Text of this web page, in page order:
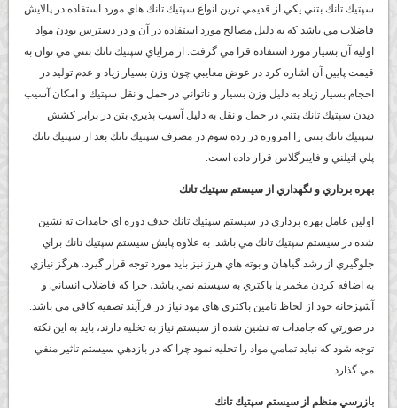
سپتيك تانك بتني يكي از قديمي ترين انواع سپتيك تانك هاي مورد استفاده در پالايش
فاضلاب مي باشد كه به دليل مصالح مورد استفاده در آن و در دسترس بودن مواد
اوليه آن بسيار مورد استفاده قرا مي گرفت. از مزاياي سپتيك تانك بتني مي توان به
قيمت پايين آن اشاره كرد در عوض معايبي چون وزن بسيار زياد و عدم توليد در
احجام بسيار زياد به دليل وزن بسيار و ناتواني در حمل و نقل سپتيك و امكان آسيب
ديدن سپتيك تانك بتني در حمل و نقل به دليل آسيب پذيري بتن در برابر كشش
سپتيك تانك بتني را امروزه در رده سوم در مصرف سپتيك تانك بعد از سپتيك تانك
پلي اتيلني و فايبرگلاس قرار داده است.
بهره برداري و نگهداري از سيستم سپتيك تانك
اولين عامل بهره برداري در سيستم سپتيك تانك حذف دوره اي جامدات ته نشين
شده در سيستم سپتيك تانك مي باشد. به علاوه پايش سيستم سپتيك تانك براي
جلوگيري از رشد گياهان و بوته هاي هرز نيز بايد مورد توجه قرار گيرد. هرگز نيازي
به اضافه كردن مخمر يا باكتري به سيستم نمي باشد، چرا كه فاضلاب انساني و
آشپزخانه خود از لحاظ تامين باكتري هاي مود نياز در فرآيند تصفيه كافي مي باشد.
در صورتي كه جامدات ته نشين شده از سيستم نياز به تخليه دارند، بايد به اين نكته
توجه شود كه نبايد تمامي مواد را تخليه نمود چرا كه در بازدهي سيستم تاثير منفي
مي گذارد .
بازرسي منظم از سيستم سپتيك تانك